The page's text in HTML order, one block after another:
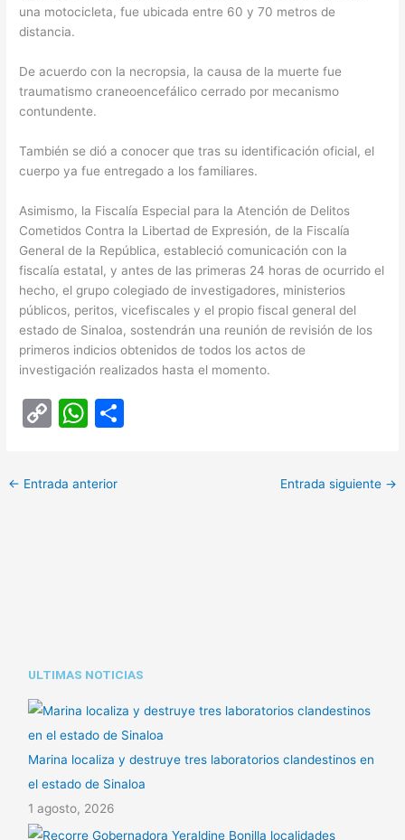
una motocicleta, fue ubicada entre 60 y 70 metros de
distancia.
De acuerdo con la necropsia, la causa de la muerte fue
traumatismo craneoencefálico cerrado por mecanismo
contundente.
También se dió a conocer que tras su identificación oficial, el
cuerpo ya fue entregado a los familiares.
Asimismo, la Fiscalía Especial para la Atención de Delitos
Cometidos Contra la Libertad de Expresión, de la Fiscalía
General de la República, estableció comunicación con la
fiscalía estatal, y antes de las primeras 24 horas de ocurrido el
hecho, el grupo colegiado de investigadores, ministerios
públicos, peritos, vicefiscales y el propio fiscal general del
estado de Sinaloa, sostendrán una reunión de revisión de los
primeros indicios obtenidos de todos los actos de
investigación realizados hasta el momento.
C
p
y
W
at
s
← Entrada anterior Entrada siguiente →
ULTIMAS NOTICIAS
Marina localiza y destruye tres laboratorios clandestinos en
el estado de Sinaloa
1 agosto, 2026